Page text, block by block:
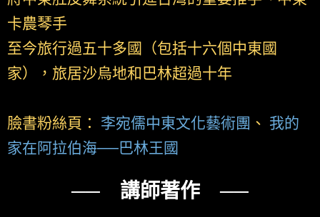
卡農琴手
至今旅行過五十多國（包括十六個中東國
家），旅居沙烏地和巴林超過十年
臉書粉絲頁： 李宛儒中東文化藝術團 、 我的
家在阿拉伯海──巴林王國
── 講師著作 ──